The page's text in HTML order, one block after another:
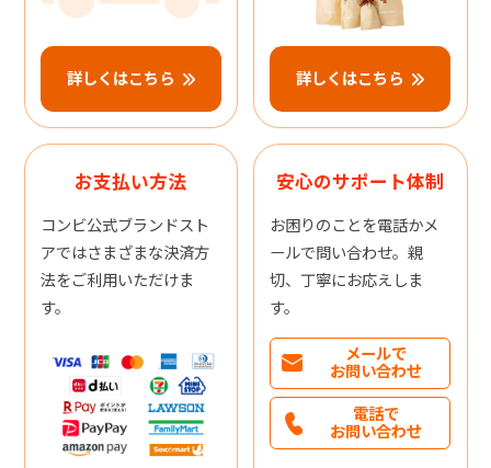
詳しくはこちら 詳しくはこちら
お支払い方法
コンビ公式ブランドスト
アではさまざまな決済方
法をご利用いただけま
す。
安心のサポート体制
お困りのことを電話かメ
ールで問い合わせ。親
切、丁寧にお応えしま
す。
メールで
お問い合わせ
電話で
お問い合わせ